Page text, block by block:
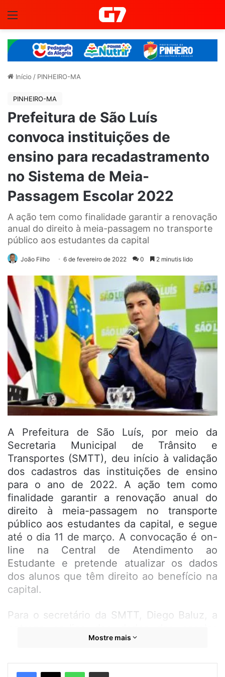
Início / PINHEIRO-MA
PINHEIRO-MA
Prefeitura de São Luís
convoca instituições de
ensino para recadastramento
no Sistema de Meia-
Passagem Escolar 2022
A ação tem como finalidade garantir a renovação
anual do direito à meia-passagem no transporte
público aos estudantes da capital
João Filho 6 de fevereiro de 2022 0 2 minutis lido
A Prefeitura de São Luís, por meio da
Secretaria Municipal de Trânsito e
Transportes (SMTT), deu início à validação
dos cadastros das instituições de ensino
para o ano de 2022. A ação tem como
finalidade garantir a renovação anual do
direito à meia-passagem no transporte
público aos estudantes da capital, e segue
até o dia 11 de março. A convocação é on-
line na Central de Atendimento ao
Estudante e pretende atualizar os dados
dos alunos que têm direito ao benefício na
capital.
Para o secretário da SMTT, Diego Baluz, a
decorre da migração do banco de dados do
capital para a plataforma de internet,
Mostre mais